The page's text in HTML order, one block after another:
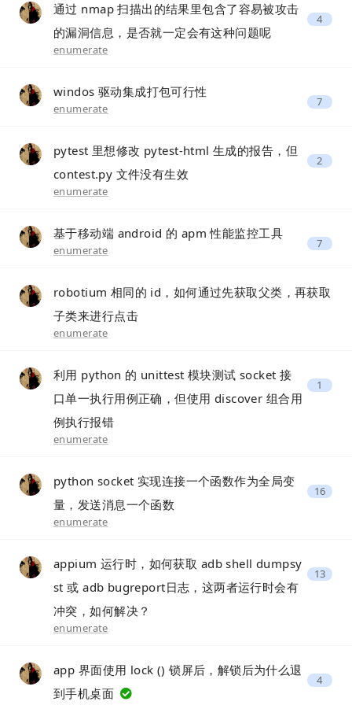
通过 nmap 扫描出的结果里包含了容易被攻击
的漏洞信息，是否就一定会有这种问题呢
enumerate
4
windos 驱动集成打包可行性
enumerate 7
pytest 里想修改 pytest-html 生成的报告，但
contest.py 文件没有生效
enumerate
2
基于移动端 android 的 apm 性能监控工具
enumerate 7
robotium 相同的 id，如何通过先获取父类，再获取
子类来进行点击
enumerate
利用 python 的 unittest 模块测试 socket 接
口单一执行用例正确，但使用 discover 组合用
例执行报错
enumerate
1
python socket 实现连接一个函数作为全局变
量，发送消息一个函数
enumerate
16
appium 运行时，如何获取 adb shell dumpsy
st 或 adb bugreport日志，这两者运行时会有
冲突，如何解决？
enumerate
13
app 界面使用 lock () 锁屏后，解锁后为什么退
到手机桌面
4